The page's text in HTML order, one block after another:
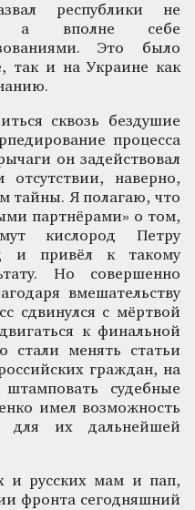
республики не
а вполне себе
Это было
так и на Украине как
сквозь бездушие
процесса
он задействовал
наверно,
тайны. Я полагаю, что
партнёрами» о том,
кислород Петру
и привёл к такому
Но совершенно
вмешательству
сдвинулся с мёртвой
к финальной
стали менять статьи
граждан, на
судебные
имел возможность
для их дальнейшей
и русских мам и пап,
фронта сегодняшний